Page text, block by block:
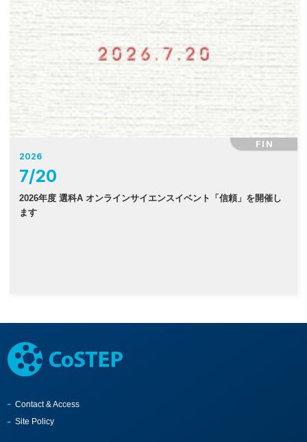
FIN
2026
7/20
2026年度 選科A オンラインサイエンスイベント「信頼」を開催し
ます
Contact & Access
Site Policy